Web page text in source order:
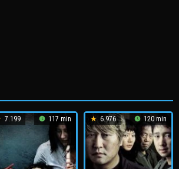
7.199 117 min 6.976 120 min